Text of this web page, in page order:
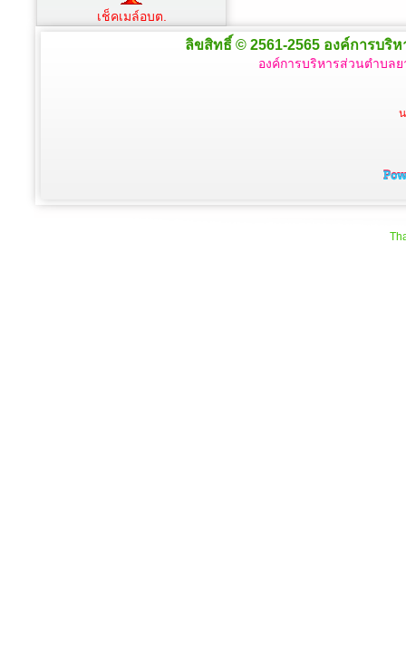
เช็คเมล์อบต.
ลิขสิทธิ์ © 2561-2565 องค์การบริ
องค์การบริหารส่วนตำบลย